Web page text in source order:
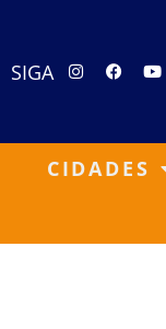
SIGA
CIDADES